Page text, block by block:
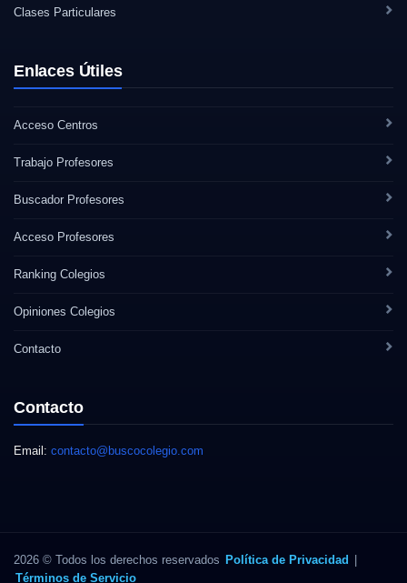
Clases Particulares
Enlaces Útiles
Acceso Centros
Trabajo Profesores
Buscador Profesores
Acceso Profesores
Ranking Colegios
Opiniones Colegios
Contacto
Contacto
Email: contacto@buscocolegio.com
2026 © Todos los derechos reservados Política de Privacidad
Términos de Servicio